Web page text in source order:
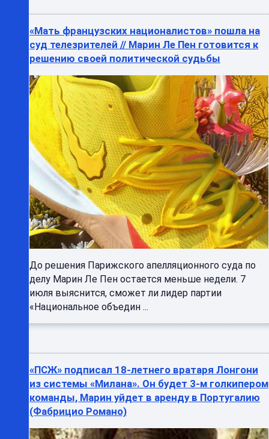
«Мать французских националистов» пошла на
суд телезрителей // Марин Ле Пен готовится к
решению своей политической судьбы
До решения Парижского апелляционного суда по
делу Марин Ле Пен остается меньше недели. 7
июля выяснится, сможет ли лидер партии
«Национальное объедин ...
«ПСЖ» подписал 18-летнего вратаря Лонгони
из системы «Милана». Он будет 3-м голкипером
команды, Марин уйдет в аренду в Португалию
(Фабрицио Романо)